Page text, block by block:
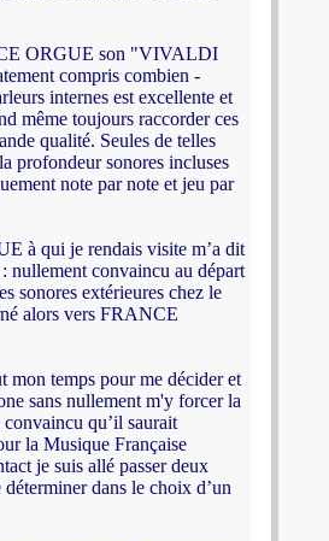
ORGUE son "VIVALDI
compris combien -
internes est excellente et
même toujours raccorder ces
qualité. Seules de telles
profondeur sonores incluses
note par note et jeu par
à qui je rendais visite m’a dit
nullement convaincu au départ
sonores extérieures chez le
alors vers FRANCE
temps pour me décider et
sans nullement m'y forcer la
qu’il saurait
la Musique Française
je suis allé passer deux
dans le choix d’un